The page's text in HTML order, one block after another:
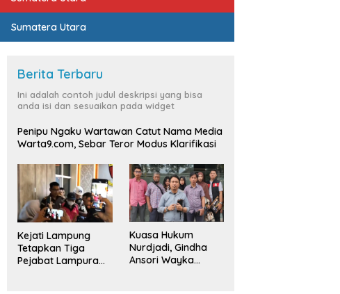
Sumatera Utara
Berita Terbaru
Ini adalah contoh judul deskripsi yang bisa
anda isi dan sesuaikan pada widget
Penipu Ngaku Wartawan Catut Nama Media
Warta9.com, Sebar Teror Modus Klarifikasi
Kejati Lampung
Tetapkan Tiga
Pejabat Lampura
Kuasa Hukum
Nurdjadi, Gindha
Ansori Wayka